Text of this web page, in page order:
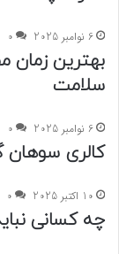
6 نوامبر 2025 0
بهترین زمان
سلامت
6 نوامبر 2025 0
کالری
10 اکتبر 2025 0
چه کسانی